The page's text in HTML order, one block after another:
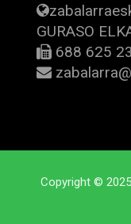
GURASO
688 625
Copyright ©